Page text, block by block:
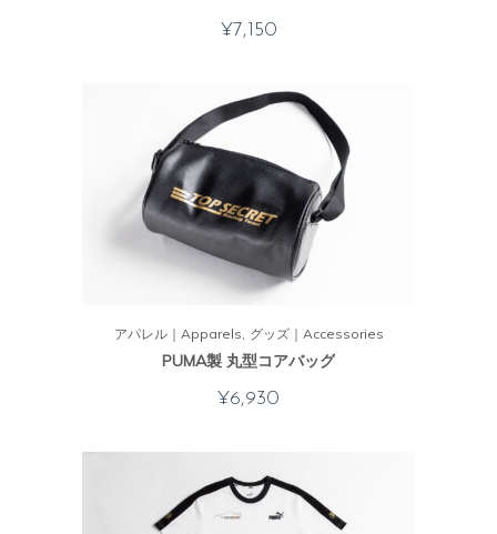
¥7,150
アパレル｜Apparels グッズ｜Accessories
PUMA製 丸型コアバッグ
¥6,930